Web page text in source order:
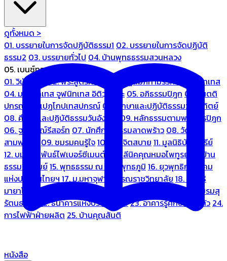
ดูทั้งหมด >
01. บรรยายในการจัดปฏิบัติธรรม1 02. บรรยายในการจัดปฏิบัติ
ธรรม2 03. บรรยายทั่วไป 04. บ้านพุทธธรรมสวนหลวง
05. เบนซ์ทองหล่อ
01. วินัยปิฎก
02. พระสูตรศึกษา
03. ปฏิสัมภิทามรรคและจูฬนิทเทส
04. มหานิทเทส จูฬนิทเทส อิติวุตตกะ 05. อภิธรรมปิฎก 06. เนตติ
ปกรณ์ และเปฏโกปเทสปกรณ์ 07. ศึกษาและปฏิบัติธรรมวันอาทิตย์
08. ศึกษาและปฏิบัติธรรมวันอังคาร
09. หลักธรรมตามพระไตรปิฎก
06. ฐณิชาฌ์รีสอร์ท 07. นักศึกษาธรรมลาดพร้าว 08. วัด
สามพระยา
09. ชมรมคนรู้ใจ10. บ้านจิตสบาย 11. มูลนิธิบ้านอารีย์
12. บมจ.มหพันธ์ไฟเบอร์ซีเมนต์
13. คลีนิคคุณหมอไพทูรย์
14. บ้าน
ธรรมะรื่นรมย์15. พุทธธรรม ณ แดนพุทธภูมิ 16. ยุวพุทธิกสมาคม
แห่งประเทศไทยฯ 17. ม.มหาจุฬาลงกรณราชวิทยาลัย 18. มูลนิธิ
มายาโคตมี
19. ariya wellness center
21. ชมรมสุ
รัตนธรรม
22. ธนาคารแห่งประเทศไทย23. อาคารรู้ศึกษารู้สึกตัว 24.
การไฟฟ้าฝ่ายผลิต 25. บ้านคุณสันติ
หนังสือ